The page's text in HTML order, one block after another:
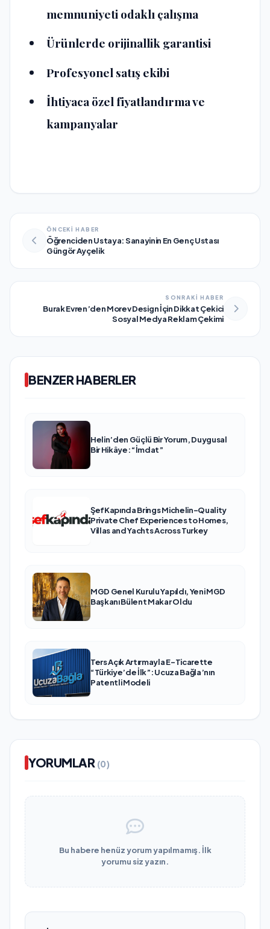
memnuniyeti odaklı çalışma
Ürünlerde orijinallik garantisi
Profesyonel satış ekibi
İhtiyaca özel fiyatlandırma ve
kampanyalar
ÖNCEKİ HABER
Öğrenciden Ustaya: Sanayinin En Genç Ustası
Güngör Ayçelik
SONRAKİ HABER
Burak Evren’den Morev Design İçin Dikkat Çekici
Sosyal Medya Reklam Çekimi
BENZER HABERLER
Helin’den Güçlü Bir Yorum, Duygusal
Bir Hikâye: “İmdat”
ŞefKapında Brings Michelin-Quality
Private Chef Experiences to Homes,
Villas and Yachts Across Turkey
MGD Genel Kurulu Yapıldı, Yeni MGD
Başkanı Bülent Makar Oldu
Ters Açık Artırmayla E-Ticarette
“Türkiye’de İlk”: Ucuza Bağla’nın
Patentli Modeli
YORUMLAR (0)
Bu habere henüz yorum yapılmamış. İlk
yorumu siz yazın.